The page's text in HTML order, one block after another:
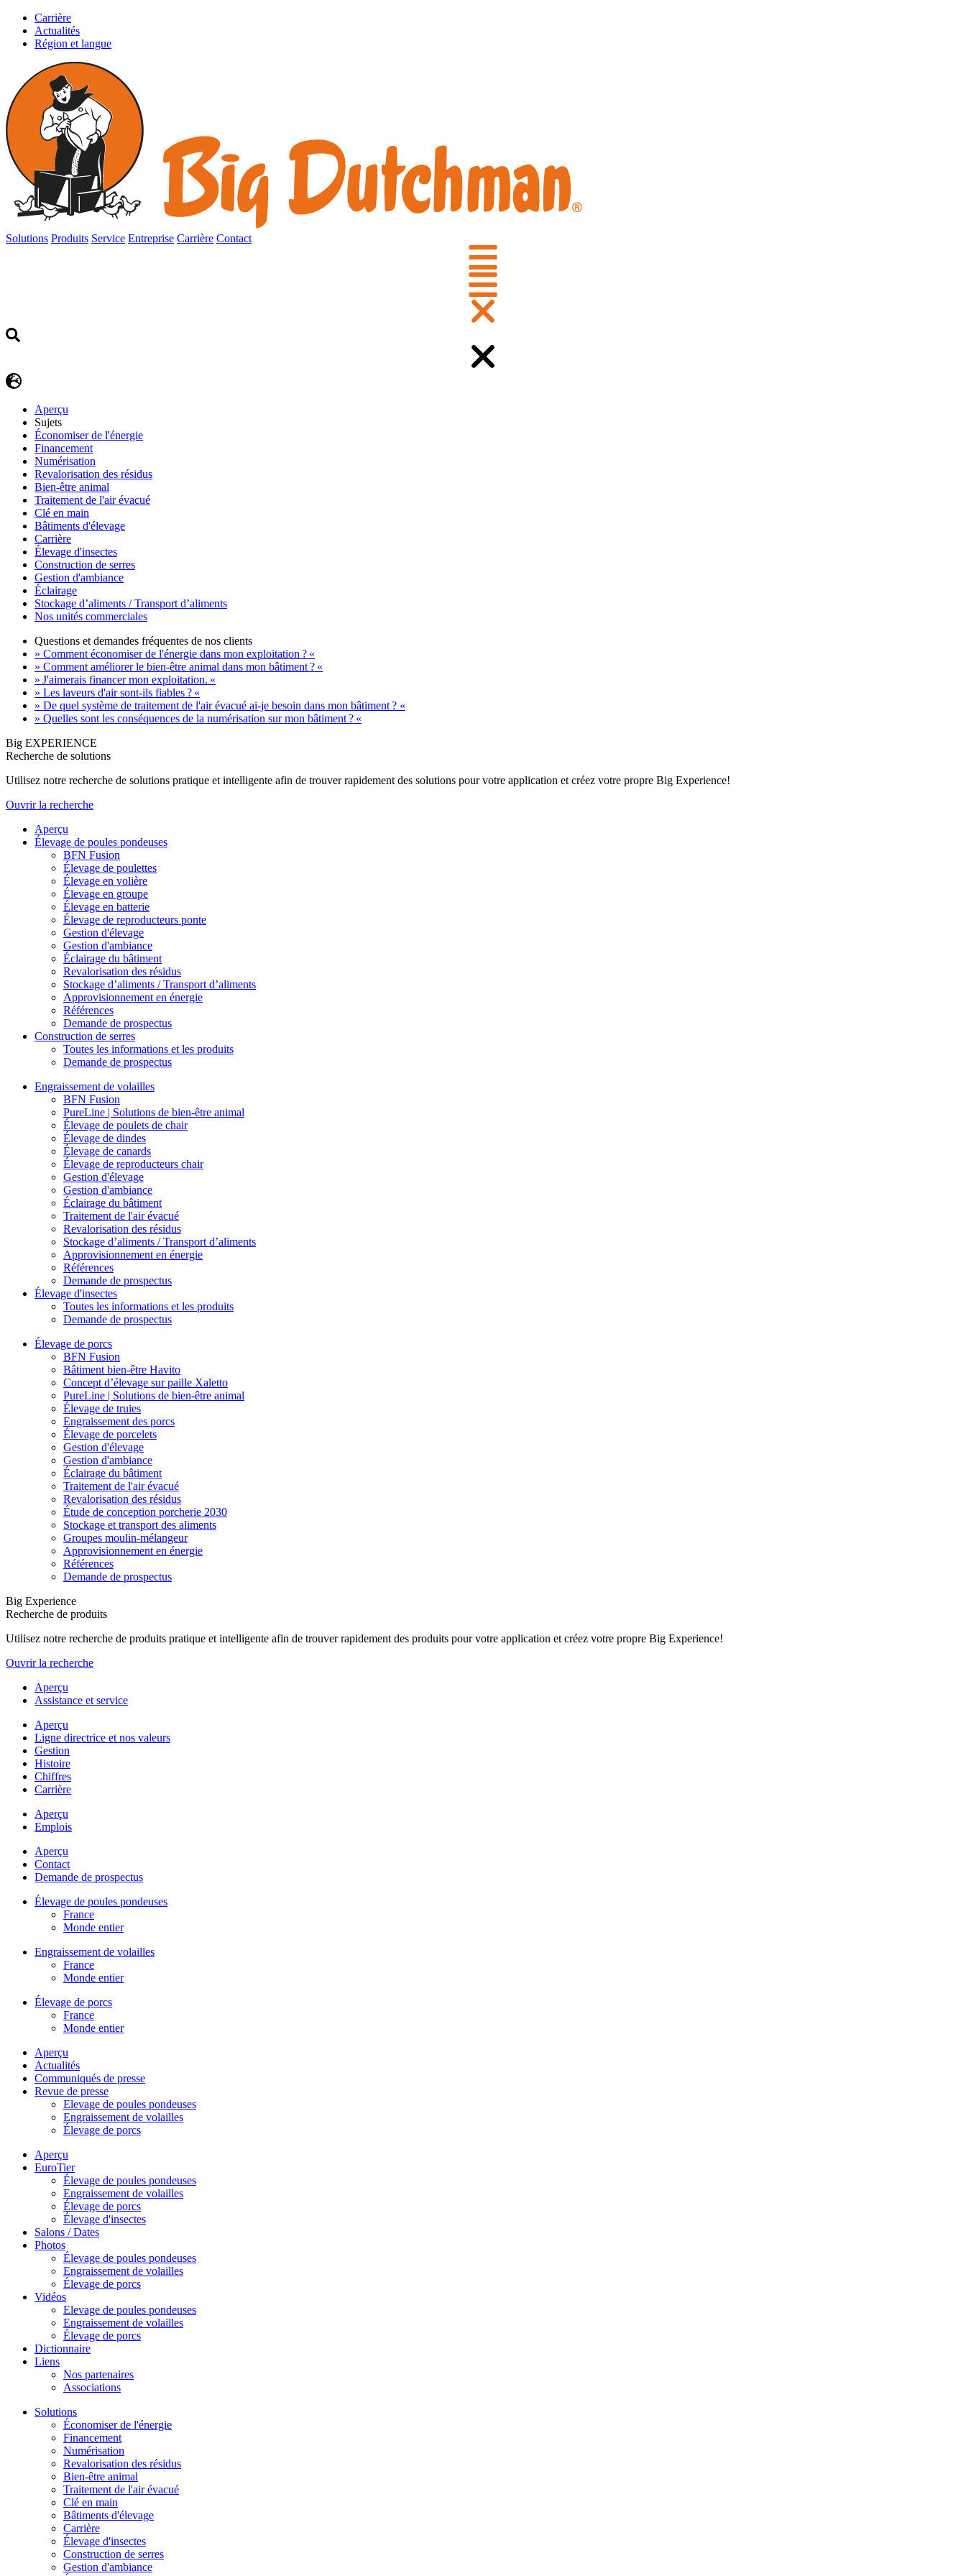
Carrière
Actualités
Région et langue
Solutions Produits Service Entreprise Carrière Contact
Aperçu
Sujets
Économiser de l'énergie
Financement
Numérisation
Revalorisation des résidus
Bien-être animal
Traitement de l'air évacué
Clé en main
Bâtiments d'élevage
Carrière
Élevage d'insectes
Construction de serres
Gestion d'ambiance
Éclairage
Stockage d’aliments / Transport d’aliments
Nos unités commerciales
Questions et demandes fréquentes de nos clients
» Comment économiser de l'énergie dans mon exploitation ? «
» Comment améliorer le bien-être animal dans mon bâtiment ? «
» J'aimerais financer mon exploitation. «
» Les laveurs d'air sont-ils fiables ? «
» De quel système de traitement de l'air évacué ai-je besoin dans mon bâtiment ? «
» Quelles sont les conséquences de la numérisation sur mon bâtiment ? «
Big EXPERIENCE
Recherche de solutions
Utilisez notre recherche de solutions pratique et intelligente afin de trouver rapidement des solutions pour votre application et créez votre propre Big Experience!
Ouvrir la recherche
Aperçu
Élevage de poules pondeuses
BFN Fusion
Élevage de poulettes
Élevage en volière
Élevage en groupe
Élevage en batterie
Élevage de reproducteurs ponte
Gestion d'élevage
Gestion d'ambiance
Éclairage du bâtiment
Revalorisation des résidus
Stockage d’aliments / Transport d’aliments
Approvisionnement en énergie
Références
Demande de prospectus
Construction de serres
Toutes les informations et les produits
Demande de prospectus
Engraissement de volailles
BFN Fusion
PureLine | Solutions de bien-être animal
Élevage de poulets de chair
Élevage de dindes
Élevage de canards
Élevage de reproducteurs chair
Gestion d'élevage
Gestion d'ambiance
Éclairage du bâtiment
Traitement de l'air évacué
Revalorisation des résidus
Stockage d’aliments / Transport d’aliments
Approvisionnement en énergie
Références
Demande de prospectus
Élevage d'insectes
Toutes les informations et les produits
Demande de prospectus
Élevage de porcs
BFN Fusion
Bâtiment bien-être Havito
Concept d’élevage sur paille Xaletto
PureLine | Solutions de bien-être animal
Élevage de truies
Engraissement des porcs
Élevage de porcelets
Gestion d'élevage
Gestion d'ambiance
Éclairage du bâtiment
Traitement de l'air évacué
Revalorisation des résidus
Étude de conception porcherie 2030
Stockage et transport des aliments
Groupes moulin-mélangeur
Approvisionnement en énergie
Références
Demande de prospectus
Big Experience
Recherche de produits
Utilisez notre recherche de produits pratique et intelligente afin de trouver rapidement des produits pour votre application et créez votre propre Big Experience!
Ouvrir la recherche
Aperçu
Assistance et service
Aperçu
Ligne directrice et nos valeurs
Gestion
Histoire
Chiffres
Carrière
Aperçu
Emplois
Aperçu
Contact
Demande de prospectus
Élevage de poules pondeuses
France
Monde entier
Engraissement de volailles
France
Monde entier
Élevage de porcs
France
Monde entier
Aperçu
Actualités
Communiqués de presse
Revue de presse
Elevage de poules pondeuses
Engraissement de volailles
Élevage de porcs
Aperçu
EuroTier
Élevage de poules pondeuses
Engraissement de volailles
Élevage de porcs
Élevage d'insectes
Salons / Dates
Photos
Élevage de poules pondeuses
Engraissement de volailles
Élevage de porcs
Vidéos
Elevage de poules pondeuses
Engraissement de volailles
Élevage de porcs
Dictionnaire
Liens
Nos partenaires
Associations
Solutions
Économiser de l'énergie
Financement
Numérisation
Revalorisation des résidus
Bien-être animal
Traitement de l'air évacué
Clé en main
Bâtiments d'élevage
Carrière
Élevage d'insectes
Construction de serres
Gestion d'ambiance